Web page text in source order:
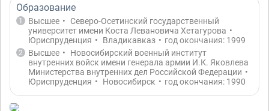
Образование
1 Высшее •
Северо-Осетинский государственный
университет имени Коста Левановича Хетагурова •
Юриспруденция • Владикавказ • год окончания: 1999
2 Высшее •
Новосибирский военный институт
внутренних войск имени генерала армии И.К. Яковлева
Министерства внутренних дел Российской Федерации •
Юриспруденция • Новосибирск • год окончания: 1990